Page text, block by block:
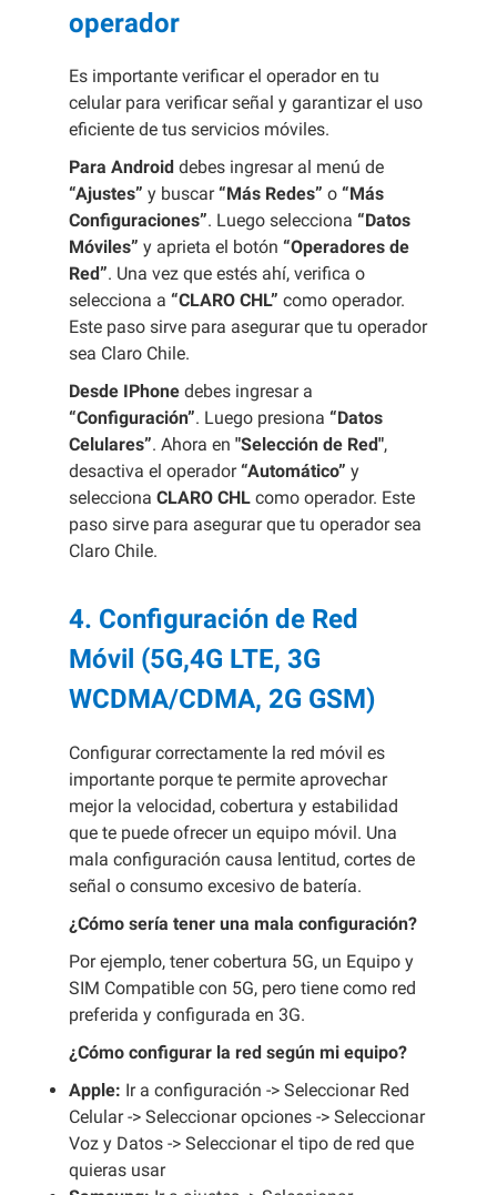
operador
Es importante verificar el operador en tu
celular para verificar señal y garantizar el uso
eficiente de tus servicios móviles.
Para Android debes ingresar al menú de
“Ajustes” y buscar “Más Redes” o “Más
Configuraciones”. Luego selecciona “Datos
Móviles” y aprieta el botón “Operadores de
Red”. Una vez que estés ahí, verifica o
selecciona a “CLARO CHL” como operador.
Este paso sirve para asegurar que tu operador
sea Claro Chile.
Desde IPhone debes ingresar a
“Configuración”. Luego presiona “Datos
Celulares”. Ahora en "Selección de Red",
desactiva el operador “Automático” y
selecciona CLARO CHL como operador. Este
paso sirve para asegurar que tu operador sea
Claro Chile.
4. Configuración de Red
Móvil (5G,4G LTE, 3G
WCDMA/CDMA, 2G GSM)
Configurar correctamente la red móvil es
importante porque te permite aprovechar
mejor la velocidad, cobertura y estabilidad
que te puede ofrecer un equipo móvil. Una
mala configuración causa lentitud, cortes de
señal o consumo excesivo de batería.
¿Cómo sería tener una mala configuración?
Por ejemplo, tener cobertura 5G, un Equipo y
SIM Compatible con 5G, pero tiene como red
preferida y configurada en 3G.
¿Cómo configurar la red según mi equipo?
Apple: Ir a configuración -> Seleccionar Red
Celular -> Seleccionar opciones -> Seleccionar
Voz y Datos -> Seleccionar el tipo de red que
quieras usar